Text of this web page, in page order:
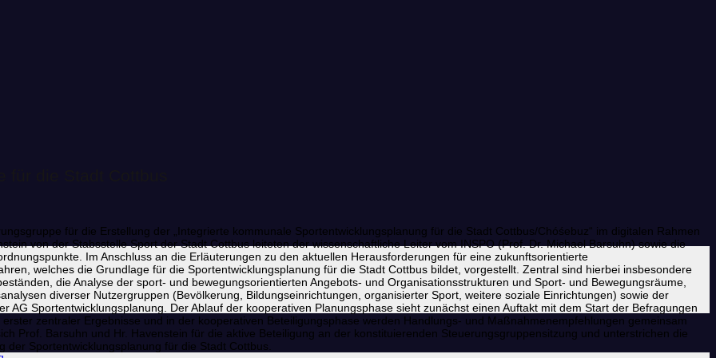
für die Stadt Cottbus
für die Erstellung der „Integrierte kommunale Sportentwicklungsplanung für die Stadt Cottbus/Chóśebuz“ im digitalen Rahmen
von der Stabsstelle Sport der Stadt Cottbus leiteten der wissenschaftliche Leiter vom INSPO (Prof. Dr. Michael Barsuhn) sowie die
Im Anschluss an die Erläuterungen zu den aktuellen Herausforderungen für eine zukunftsorientierte
welches die Grundlage für die Sportentwicklungsplanung für die Stadt Cottbus bildet, vorgestellt. Zentral sind hierbei insbesondere
die Analyse der sport- und bewegungsorientierten Angebots- und Organisationsstrukturen und Sport- und Bewegungsräume,
diverser Nutzergruppen (Bevölkerung, Bildungseinrichtungen, organisierter Sport, weitere soziale Einrichtungen) sowie der
AG Sportentwicklungsplanung. Der Ablauf der kooperativen Planungsphase sieht zunächst einen Auftakt mit dem Start der Befragungen
zentraler Ergebnisse und in der kooperativen Beteiligungsphase werden Handlungs- und Maßnahmenempfehlungen gemeinsam
Prof. Barsuhn und Hr. Havenstein für die aktive Beteiligung an der konstituierenden Steuerungsgruppensitzung und unterstrichen die
Sportentwicklungsplanung für die Stadt Cottbus.